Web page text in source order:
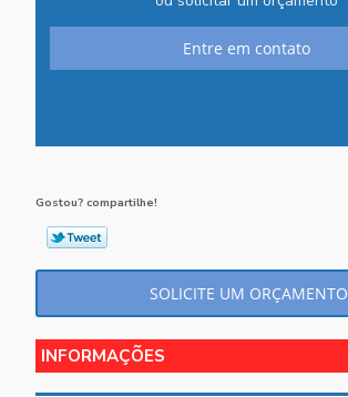
Entre em contato
Gostou? compartilhe!
SOLICITE UM ORÇAMENTO
INFORMAÇÕES